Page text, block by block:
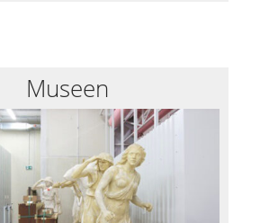
Museen